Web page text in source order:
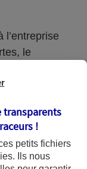
l’entreprise
le
droit).
transparents
!
petits fichiers
. Ils nous